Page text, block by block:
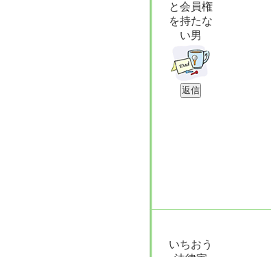
と会員権
を持たな
い男
いちおう